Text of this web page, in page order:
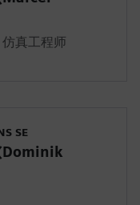
真工程师
SE